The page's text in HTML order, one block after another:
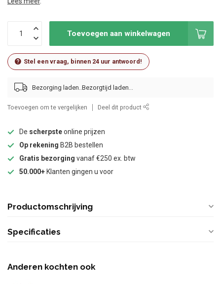
Toevoegen aan winkelwagen
Stel een vraag, binnen 24 uur antwoord!
Bezorging laden..
Toevoegen om te vergelijken Deel dit product
De scherpsteonline prijzen
Op rekening B2B bestellen
Gratis bezorging vanaf €250 ex. btw
50.000+ Klanten gingen u voor
Productomschrijving
Specificaties
Anderen kochten ook